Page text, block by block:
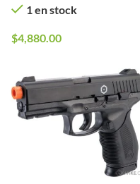
1 en stock
$4,880.00